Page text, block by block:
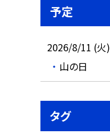
予定
2026/8/11 (火)
山の日
タグ